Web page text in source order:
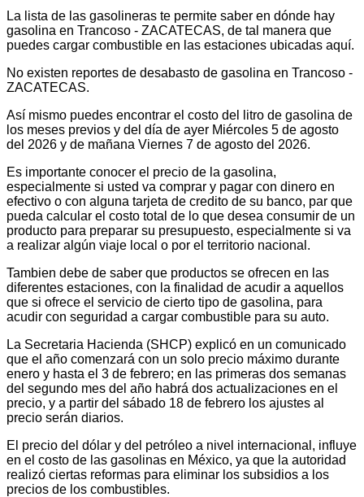
La lista de las gasolineras te permite saber en dónde hay
gasolina en Trancoso - ZACATECAS, de tal manera que
puedes cargar combustible en las estaciones ubicadas aquí.
No existen reportes de desabasto de gasolina en Trancoso -
ZACATECAS.
Así mismo puedes encontrar el costo del litro de gasolina de
los meses previos y del día de ayer Miércoles 5 de agosto
del 2026 y de mañana Viernes 7 de agosto del 2026.
Es importante conocer el precio de la gasolina,
especialmente si usted va comprar y pagar con dinero en
efectivo o con alguna tarjeta de credito de su banco, par que
pueda calcular el costo total de lo que desea consumir de un
producto para preparar su presupuesto, especialmente si va
a realizar algún viaje local o por el territorio nacional.
Tambien debe de saber que productos se ofrecen en las
diferentes estaciones, con la finalidad de acudir a aquellos
que si ofrece el servicio de cierto tipo de gasolina, para
acudir con seguridad a cargar combustible para su auto.
La Secretaria Hacienda (SHCP) explicó en un comunicado
que el año comenzará con un solo precio máximo durante
enero y hasta el 3 de febrero; en las primeras dos semanas
del segundo mes del año habrá dos actualizaciones en el
precio, y a partir del sábado 18 de febrero los ajustes al
precio serán diarios.
El precio del dólar y del petróleo a nivel internacional, influye
en el costo de las gasolinas en México, ya que la autoridad
realizó ciertas reformas para eliminar los subsidios a los
precios de los combustibles.